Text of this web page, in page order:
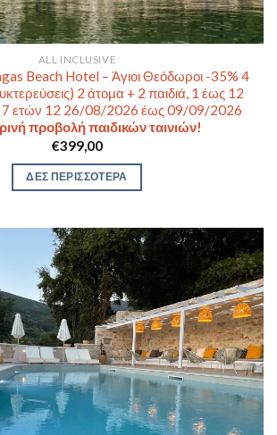
ALL INCLUSIVE
Beach Hotel – Άγιοι Θεόδωροι -35% 4
2 άτομα + 2 παιδιά, 1 έως 12
7 ετών 12 26/08/2026 έως 09/09/2026
προβολή παιδικών ταινιών!
€399,00
ΔΕΣ ΠΕΡΙΣΣΟΤΕΡΑ